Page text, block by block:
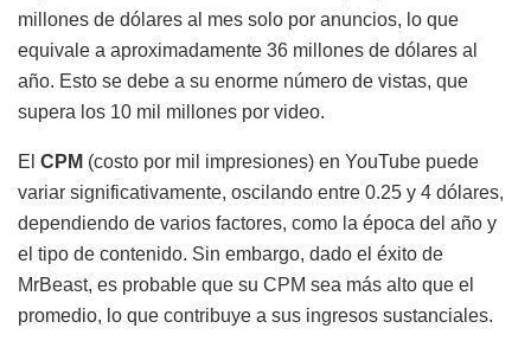
millones de dólares al mes solo por anuncios, lo que
equivale a aproximadamente 36 millones de dólares al
año. Esto se debe a su enorme número de vistas, que
supera los 10 mil millones por video.
El CPM (costo por mil impresiones) en YouTube puede
variar significativamente, oscilando entre 0.25 y 4 dólares,
dependiendo de varios factores, como la época del año y
el tipo de contenido. Sin embargo, dado el éxito de
MrBeast, es probable que su CPM sea más alto que el
promedio, lo que contribuye a sus ingresos sustanciales.